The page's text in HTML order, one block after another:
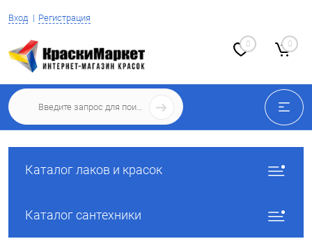
Вход Регистрация
0 0
Каталог лаков и красок
Каталог сантехники